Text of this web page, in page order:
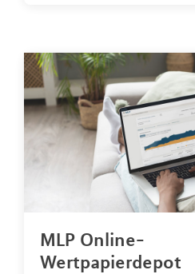
MLP Online-
Wertpapierdepot